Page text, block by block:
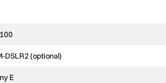
DSLR2 (optional)
E